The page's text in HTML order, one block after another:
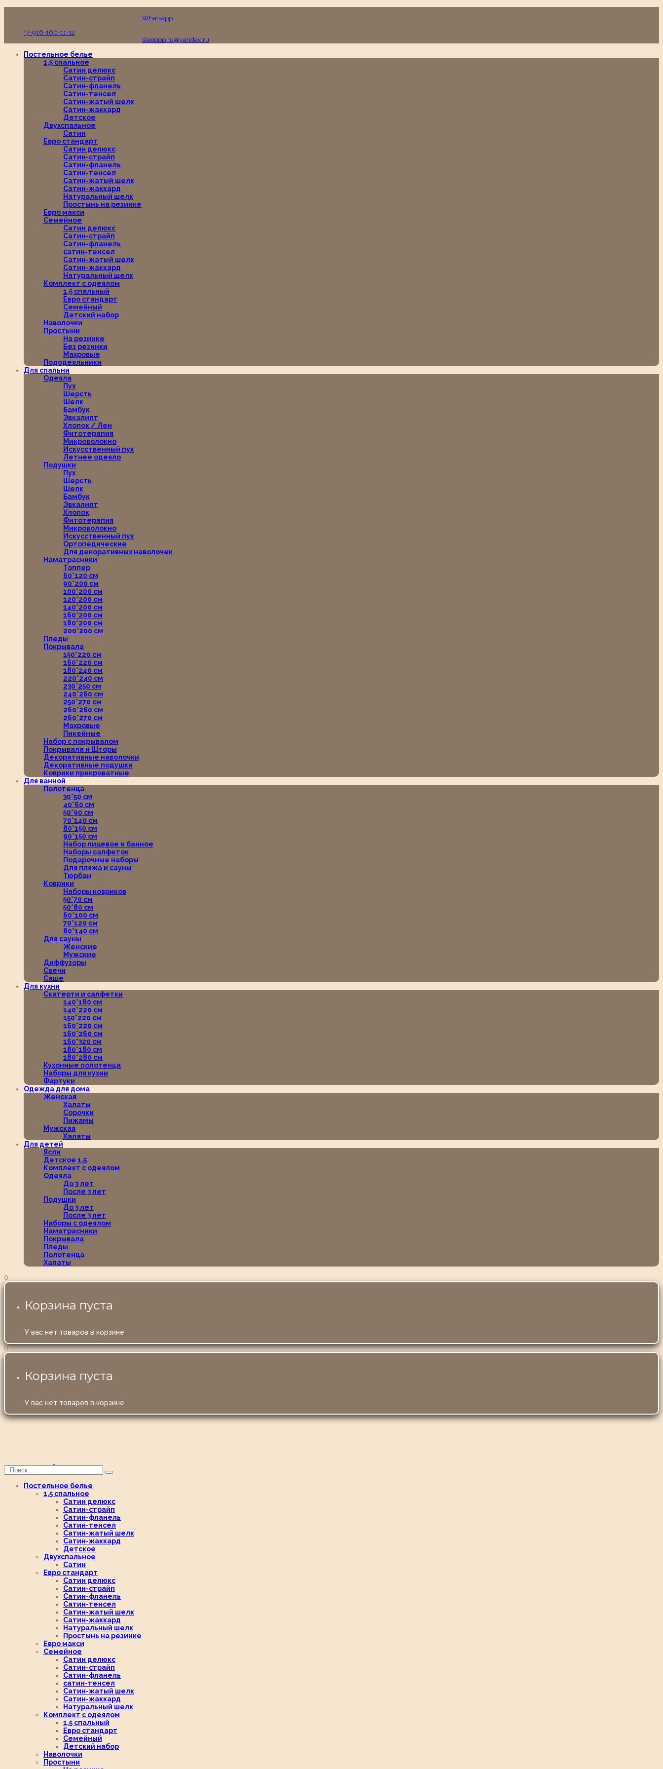
Whatsapp
+7-916-160-11-12
sleeppp.ru@yandex.ru
Постельное белье
1,5 спальное
Сатин делюкс
Сатин-страйп
Сатин-фланель
Сатин-тенсел
Сатин-жатый шелк
Сатин-жаккард
Детское
Двухспальное
Сатин
Евро стандарт
Сатин делюкс
Сатин-страйп
Сатин-фланель
Сатин-тенсел
Сатин-жатый шелк
Сатин-жаккард
Натуральный шелк
Простынь на резинке
Евро макси
Семейное
Сатин делюкс
Сатин-страйп
Сатин-фланель
сатин-тенсел
Сатин-жатый шелк
Сатин-жаккард
Натуральный шелк
Комплект с одеялом
1,5 спальный
Евро стандарт
Семейный
Детский набор
Наволочки
Простыни
На резинке
Без резинки
Махровые
Пододеяльники
Для спальни
Одеяла
Пух
Шерсть
Шелк
Бамбук
Эвкалипт
Хлопок / Лен
Фитотерапия
Микроволокно
Искусственный пух
Летнее одеяло
Подушки
Пух
Шерсть
Шелк
Бамбук
Эвкалипт
Хлопок
Фитотерапия
Микроволокно
Искусственный пух
Ортопедические
Для декоративных наволочек
Наматрасники
Топпер
60*120 см
90*200 см
100*200 см
120*200 см
140*200 см
160*200 см
180*200 см
200*200 см
Пледы
Покрывала
150*220 см
160*220 см
180*240 см
220*240 см
230*250 см
240*260 см
250*270 см
260*260 см
260*270 см
Махровые
Пикейные
Набор с покрывалом
Покрывала и Шторы
Декоративные наволочки
Декоративные подушки
Коврики прикроватные
Для ванной
Полотенца
30*50 см
40*60 см
50*90 см
70*140 см
80*150 см
90*150 см
Набор лицевое и банное
Наборы салфеток
Подарочные наборы
Для пляжа и сауны
Тюрбан
Коврики
Наборы ковриков
50*70 см
50*80 см
60*100 см
70*120 см
80*140 см
Для сауны
Женские
Мужские
Диффузоры
Свечи
Саше
Для кухни
Скатерти и салфетки
140*180 см
140*220 см
150*220 см
160*220 см
160*260 см
160*320 см
180*180 см
180*280 см
Кухонные полотенца
Наборы для кухни
Фартуки
Одежда для дома
Женская
Халаты
Сорочки
Пижамы
Мужская
Халаты
Для детей
Ясли
Детское 1,5
Комплект с одеялом
Одеяла
До 3 лет
После 3 лет
Подушки
До 3 лет
После 3 лет
Наборы с одеялом
Наматрасники
Покрывала
Пледы
Полотенца
Халаты
0
Корзина пуста
У вас нет товаров в корзине
0
Корзина пуста
У вас нет товаров в корзине
Постельное белье
1,5 спальное
Сатин делюкс
Сатин-страйп
Сатин-фланель
Сатин-тенсел
Сатин-жатый шелк
Сатин-жаккард
Детское
Двухспальное
Сатин
Евро стандарт
Сатин делюкс
Сатин-страйп
Сатин-фланель
Сатин-тенсел
Сатин-жатый шелк
Сатин-жаккард
Натуральный шелк
Простынь на резинке
Евро макси
Семейное
Сатин делюкс
Сатин-страйп
Сатин-фланель
сатин-тенсел
Сатин-жатый шелк
Сатин-жаккард
Натуральный шелк
Комплект с одеялом
1,5 спальный
Евро стандарт
Семейный
Детский набор
Наволочки
Простыни